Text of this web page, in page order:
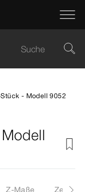
- Modell 9052
Z-Maße